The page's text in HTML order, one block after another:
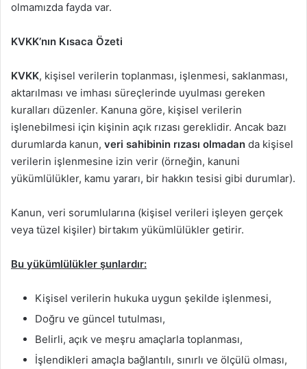
olmamızda fayda var.
KVKK’nın Kısaca Özeti
KVKK, kişisel verilerin toplanması, işlenmesi, saklanması,
aktarılması ve imhası süreçlerinde uyulması gereken
kuralları düzenler. Kanuna göre, kişisel verilerin
işlenebilmesi için kişinin açık rızası gereklidir. Ancak bazı
durumlarda kanun, veri sahibinin rızası olmadan da kişisel
verilerin işlenmesine izin verir (örneğin, kanuni
yükümlülükler, kamu yararı, bir hakkın tesisi gibi durumlar).
Kanun, veri sorumlularına (kişisel verileri işleyen gerçek
veya tüzel kişiler) birtakım yükümlülükler getirir.
Bu yükümlülükler şunlardır:
Kişisel verilerin hukuka uygun şekilde işlenmesi,
Doğru ve güncel tutulması,
Belirli, açık ve meşru amaçlarla toplanması,
İşlendikleri amaçla bağlantılı, sınırlı ve ölçülü olması,